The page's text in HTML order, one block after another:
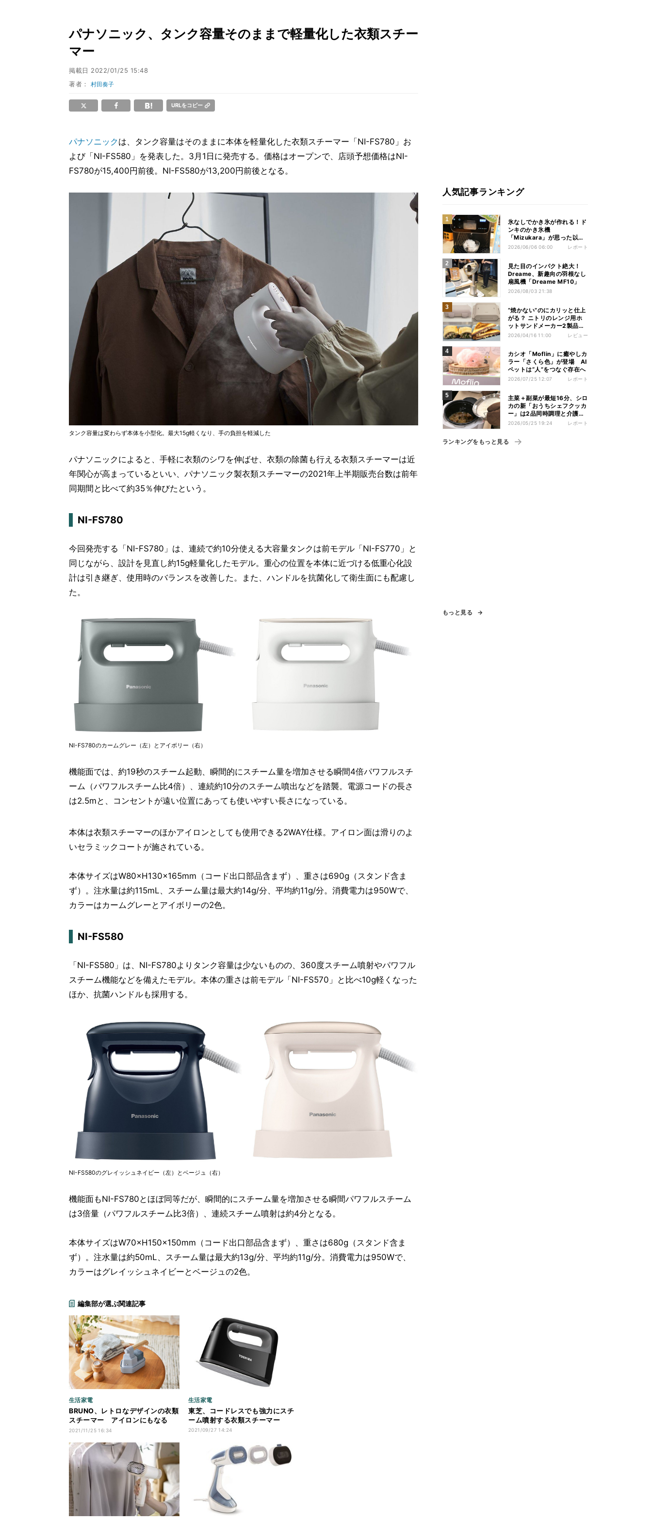
パナソニック、タンク容量そのままで軽量化した衣類スチー
マー
掲載日 2022/01/25 15:48
著者：村田奏子
URLをコピー
パナソニック は、タンク容量はそのままに本体を軽量化した衣類スチーマー「NI-FS780」お
よび「NI-FS580」を発表した。3月1日に発売する。価格はオープンで、店頭予想価格はNI-
FS780が15,400円前後。NI-FS580が13,200円前後となる。
タンク容量は変わらず本体を小型化。最大15g軽くなり、手の負担を軽減した
パナソニックによると、手軽に衣類のシワを伸ばせ、衣類の除菌も行える衣類スチーマーは近
年関心が高まっているといい、パナソニック製衣類スチーマーの2021年上半期販売台数は前年
同期間と比べて約35％伸びたという。
NI-FS780
今回発売する「NI-FS780」は、連続で約10分使える大容量タンクは前モデル「NI-FS770」と
同じながら、設計を見直し約15g軽量化したモデル。重心の位置を本体に近づける低重心化設
計は引き継ぎ、使用時のバランスを改善した。また、ハンドルを抗菌化して衛生面にも配慮し
た。
NI-FS780のカームグレー（左）とアイボリー（右）
機能面では、約19秒のスチーム起動、瞬間的にスチーム量を増加させる瞬間4倍パワフルスチ
ーム（パワフルスチーム比4倍）、連続約10分のスチーム噴出などを踏襲。電源コードの長さ
は2.5mと、コンセントが遠い位置にあっても使いやすい長さになっている。
本体は衣類スチーマーのほかアイロンとしても使用できる2WAY仕様。アイロン面は滑りのよ
いセラミックコートが施されている。
本体サイズはW80×H130×165mm（コード出口部品含まず）、重さは690g（スタンド含ま
ず）。注水量は約115mL、スチーム量は最大約14g/分、平均約11g/分。消費電力は950Wで、
カラーはカームグレーとアイボリーの2色。
NI-FS580
「NI-FS580」は、NI-FS780よりタンク容量は少ないものの、360度スチーム噴射やパワフル
スチーム機能などを備えたモデル。本体の重さは前モデル「NI-FS570」と比べ10g軽くなった
ほか、抗菌ハンドルも採用する。
NI-FS580のグレイッシュネイビー（左）とベージュ（右）
機能面もNI-FS780とほぼ同等だが、瞬間的にスチーム量を増加させる瞬間パワフルスチーム
は3倍量（パワフルスチーム比3倍）、連続スチーム噴射は約4分となる。
本体サイズはW70×H150×150mm（コード出口部品含まず）、重さは680g（スタンド含ま
ず）。注水量は約50mL、スチーム量は最大約13g/分、平均約11g/分。消費電力は950Wで、
カラーはグレイッシュネイビーとベージュの2色。
編集部が選ぶ関連記事
生活家電
BRUNO、レトロなデザインの衣類
スチーマー アイロンにもなる
2WAY仕様
2021/11/25 16:34
生活家電
東芝、コードレスでも強力にスチ
ーム噴射する衣類スチーマー
2021/09/27 14:24
人気記事ランキング
氷なしでかき氷が作れる！ド
ンキのかき氷機
「Mizukara」が思った以上
に全部やってくれた
2026/06/06 06:00 レポート
見た目のインパクト絶大！
Dreame、新趣向の羽根なし
扇風機「Dreame MF10」
2026/08/03 21:38
“焼かない”のにカリッと仕上
がる？ ニトリのレンジ用ホ
ットサンドメーカー2製品を
使い比べてみた
2026/04/16 11:00 レビュー
カシオ「Moflin」に癒やしカ
ラー「さくら色」が登場 AI
ペットは“人”をつなぐ存在へ
2026/07/25 12:07 レポート
主菜＋副菜が最短16分、シロ
カの新「おうちシェフクッカ
ー」は2品同時調理と介護食
に注目
2026/05/25 19:24 レポート
ランキングをもっと見る
もっと見る